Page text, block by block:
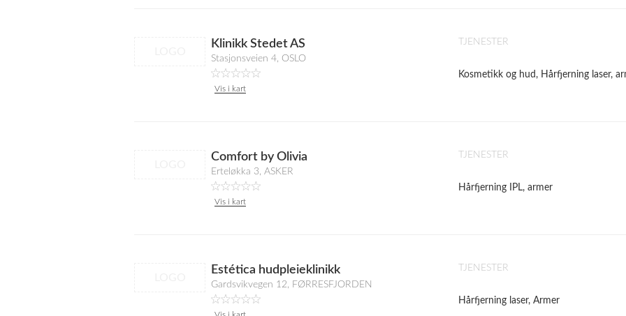
Klinikk Stedet AS
Stasjonsveien 4, OSLO
Vis i kart
TJENESTER
Kosmetikk og hud, Hårfjerning laser,
Comfort by Olivia
Erteløkka 3, ASKER
Vis i kart
TJENESTER
Hårfjerning IPL, armer
Estética hudpleieklinikk
Gardsvikvegen 12, FØRRESFJORDEN
TJENESTER
Hårfjerning laser, Armer